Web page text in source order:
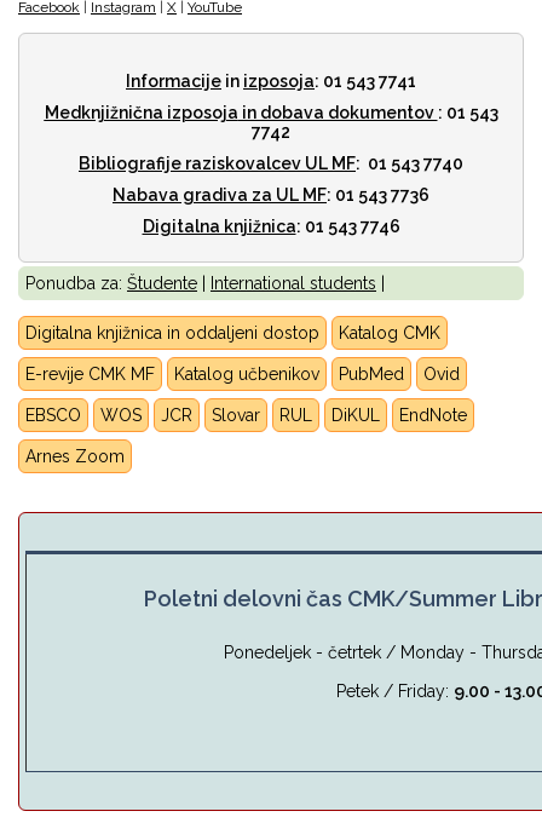
Facebook
Instagram X YouTube
Informacije in izposoja: 01 543 7741
Medknjižnična izposoja in dobava dokumentov : 01 543
7742
Bibliografije raziskovalcev UL MF: 01 543 7740
Nabava gradiva za UL MF: 01 543 7736
Digitalna knjižnica: 01 543 7746
Ponudba za: Študente International students
Digitalna knjižnica in oddaljeni dostop Katalog CMK
E-revije CMK MF Katalog učbenikov PubMed Ovid
EBSCO WOS JCR Slovar RUL DiKUL EndNote
Arnes Zoom
Poletni delovni čas CMK/Summer
Ponedeljek - četrtek / Monday -
Petek / Friday: 9.00 -